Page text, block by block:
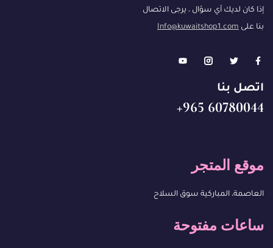
إذا كان لديك أي سؤال ، يرجى الاتصال
بنا على Info@kuwaitshop1.com
اتصل بنا
60780044 965+
موقع المتجر
العاصمة، المباركية سوق السلاح
ساعات مفتوحة